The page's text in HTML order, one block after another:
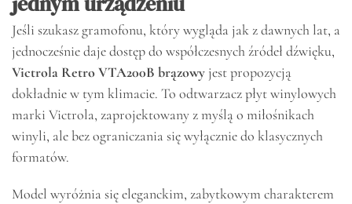
Jeśli szukasz gramofonu, który wygląda jak z dawnych lat, a
jednocześnie daje dostęp do współczesnych źródeł dźwięku,
Victrola Retro VTA200B brązowy jest propozycją
dokładnie w tym klimacie. To odtwarzacz płyt winylowych
marki Victrola, zaprojektowany z myślą o miłośnikach
winyli, ale bez ograniczania się wyłącznie do klasycznych
formatów.
Model wyróżnia się eleganckim, zabytkowym charakterem